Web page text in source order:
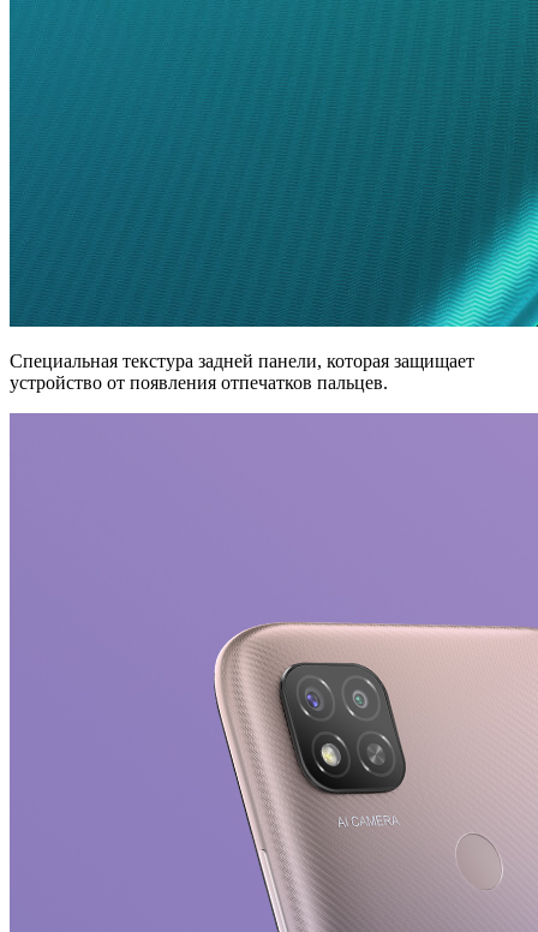
Специальная текстура задней панели, которая защищает
устройство от появления отпечатков пальцев.